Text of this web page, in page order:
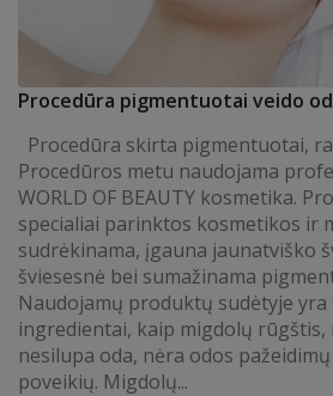
Procedūra pigmentuotai veido
Procedūra skirta pigmentuotai,
Procedūros metu naudojama
WORLD OF BEAUTY kosmetika.
specialiai parinktos kosmetikos ir
sudrėkinama, įgauna jaunatviško
šviesesnė bei sumažinama
Naudojamų produktų sudėtyje yra
ingredientai, kaip migdolų
nesilupa oda, nėra odos
poveikių. Migdolų...